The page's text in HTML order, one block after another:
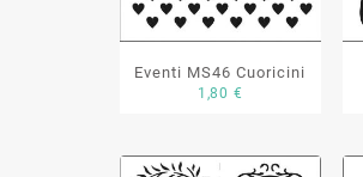
Eventi MS46 Cuoricini
1,80 €